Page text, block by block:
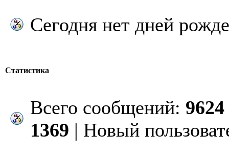
Сегодня нет дней
Статистика
Всего сообщений: 9624
1369 | Новый